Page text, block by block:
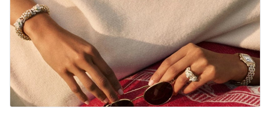
カルティエで購入した意外なリング
Amebaトピックス 1日前
記事を読む
網で焦り感激したドローンショー
Amebaトピックス 12時間前